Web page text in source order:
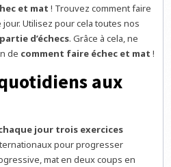
et mat ! Trouvez comment faire
jour. Utilisez pour cela toutes nos
d’échecs. Grâce à cela, ne
de comment faire échec et mat !
aux
jour trois exercices
pour progresser
mat en deux coups en